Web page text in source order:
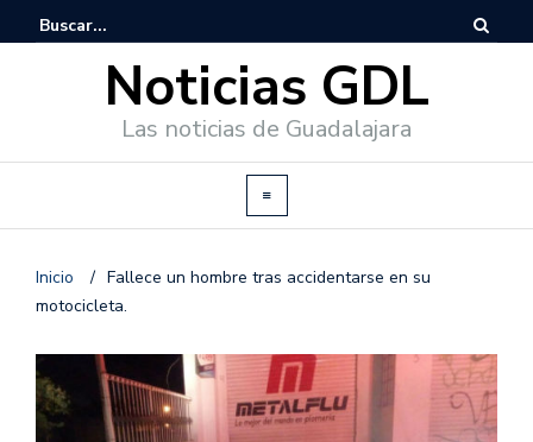
Noticias GDL
Las noticias de Guadalajara
Inicio / Fallece un hombre tras accidentarse en su
motocicleta.